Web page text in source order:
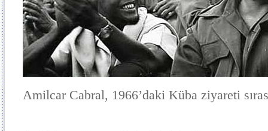
Amilcar Cabral, 1966’daki Küba ziyareti